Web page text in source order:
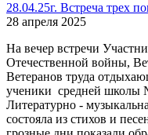
28.04.25г. Встреча трех
28 апреля 2025
На вечер встречи
Отечественной войны,
Ветеранов труда
ученики средней школы
Литературно -
состояла из стихов и